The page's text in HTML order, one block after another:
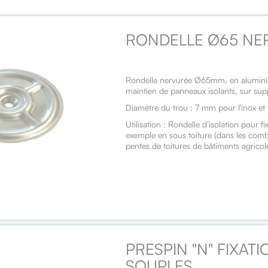
RONDELLE Ø65
Rondelle nervurée Ø65mm, en
maintien de panneaux isolants, sur
Diamètre du trou : 7 mm pour l'inox
Utilisation : Rondelle d’isolation pour
exemple en sous toiture (dans les
pentes de toitures de bâtiments
PRESPIN "N"